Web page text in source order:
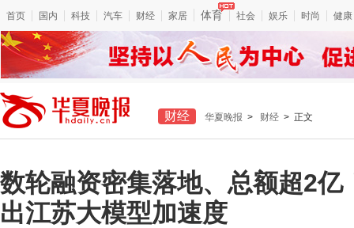
首页 国内 科技 汽车 财经 家居 体育 社会 娱乐 时尚 健康
财经 华夏晚报 > 财经 > 正文
数轮融资密集落地、总额超2亿
出江苏大模型加速度